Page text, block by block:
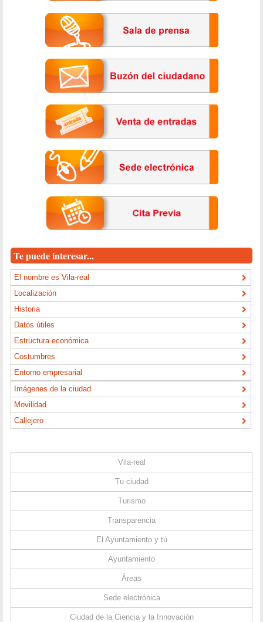
Te puede interesar...
El nombre es Vila-real
Localización
Historia
Datos útiles
Estructura económica
Costumbres
Entorno empresarial
Imágenes de la ciudad
Movilidad
Callejero
Vila-real
Tu ciudad
Turismo
Transparencia
El Ayuntamiento y tú
Ayuntamiento
Áreas
Sede electrónica
Ciudad de la Ciencia y la Innovación